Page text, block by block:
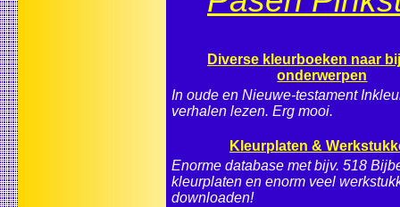
Diverse kleurboeken naar
onderwerpen
In oude en Nieuwe-testament
verhalen lezen. Erg mooi.
Kleurplaten &
Enorme database met bijv. 518
kleurplaten en enorm veel
downloaden!